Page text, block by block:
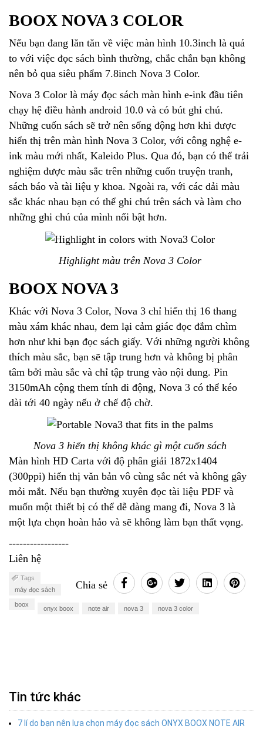
BOOX NOVA 3 COLOR
Nếu bạn đang lăn tăn về việc màn hình 10.3inch là quá
to với việc đọc sách bình thường, chắc chắn bạn không
nên bỏ qua siêu phẩm 7.8inch Nova 3 Color.
Nova 3 Color là máy đọc sách màn hình e-ink đầu tiên
chạy hệ điều hành android 10.0 và có bút ghi chú.
Những cuốn sách sẽ trở nên sống động hơn khi được
hiển thị trên màn hình Nova 3 Color, với công nghệ e-
ink màu mới nhất, Kaleido Plus. Qua đó, bạn có thể trải
nghiệm được màu sắc trên những cuốn truyện tranh,
sách báo và tài liệu y khoa. Ngoài ra, với các dải màu
sắc khác nhau bạn có thể ghi chú trên sách và làm cho
những ghi chú của mình nổi bật hơn.
Highlight màu trên Nova 3 Color
BOOX NOVA 3
Khác với Nova 3 Color, Nova 3 chỉ hiển thị 16 thang
màu xám khác nhau, đem lại cảm giác đọc đắm chìm
hơn như khi bạn đọc sách giấy. Với những người không
thích màu sắc, bạn sẽ tập trung hơn và không bị phân
tâm bởi màu sắc và chỉ tập trung vào nội dung. Pin
3150mAh cộng them tính di động, Nova 3 có thể kéo
dài tới 40 ngày nếu ở chế độ chờ.
Nova 3 hiển thị không khác gì một cuốn sách
Màn hình HD Carta với độ phân giải 1872x1404
(300ppi) hiển thị văn bản vô cùng sắc nét và không gây
mỏi mắt. Nếu bạn thường xuyên đọc tài liệu PDF và
muốn một thiết bị có thể dễ dàng mang đi, Nova 3 là
một lựa chọn hoàn hảo và sẽ không làm bạn thất vọng.
-----------------
Liên hệ
Chia sẻ
Tags
máy đọc sách
boox
onyx boox note air nova 3 nova 3 color
Tin tức khác
7 lí do bạn nên lựa chọn máy đọc sách ONYX BOOX NOTE AIR